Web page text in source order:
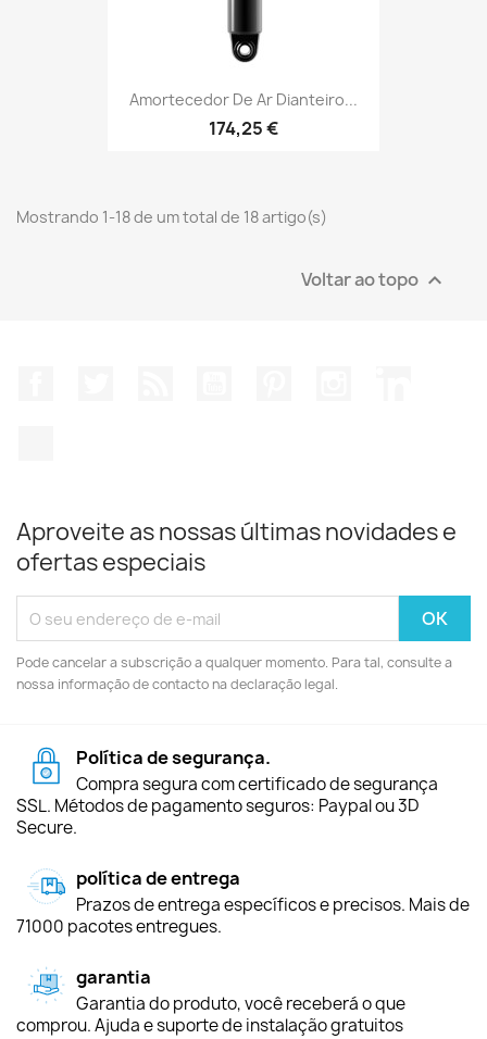
Amortecedor De Ar Dianteiro...
174,25 €
Mostrando 1-18 de um total de 18 artigo(s)
Voltar ao topo 
Aproveite as nossas últimas novidades e
ofertas especiais
Pode cancelar a subscrição a qualquer momento. Para tal, consulte a
nossa informação de contacto na declaração legal.
Política de segurança.
Compra segura com certificado de segurança
SSL. Métodos de pagamento seguros: Paypal ou 3D
Secure.
política de entrega
Prazos de entrega específicos e precisos. Mais de
71000 pacotes entregues.
garantia
Garantia do produto, você receberá o que
comprou. Ajuda e suporte de instalação gratuitos